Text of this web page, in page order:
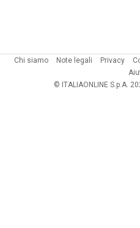
Chi siamo Note legali Privacy
© ITALIAONLINE S.p.A.